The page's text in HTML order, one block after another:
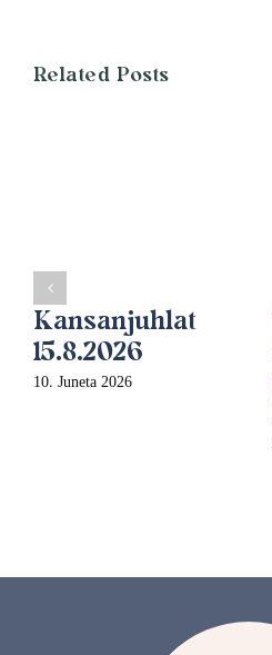
Related Posts
Kansanjuhlat
15.8.2026
10. Juneta 2026